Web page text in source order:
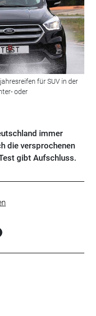
für SUV in der
oder
immer
die versprochenen
gibt Aufschluss.